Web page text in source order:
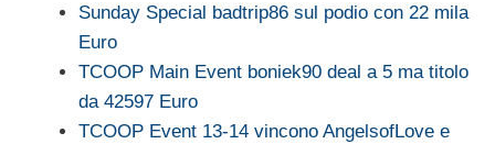
Sunday Special badtrip86 sul podio con 22 mila
Euro
TCOOP Main Event boniek90 deal a 5 ma titolo
da 42597 Euro
TCOOP Event 13-14 vincono AngelsofLove e